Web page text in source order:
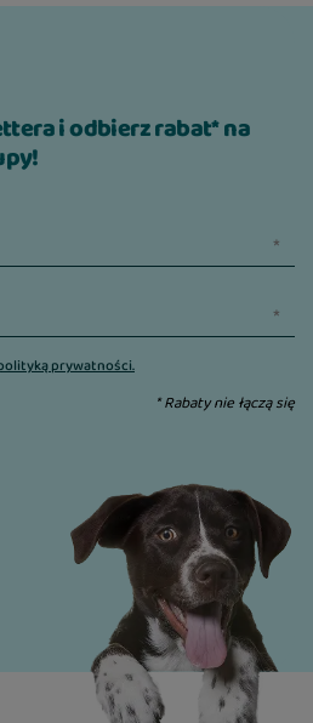
i odbierz rabat* na
prywatności.
* Rabaty nie łączą się